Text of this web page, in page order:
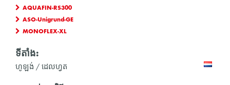
AQUAFIN-RS300
ASO-Unigrund-GE
MONOFLEX-XL
ទីតាំង:
ហូឡង់ / ដេលហ្វត